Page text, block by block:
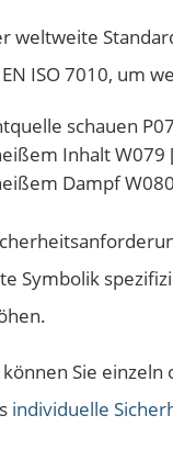
weltweite
ISO 7010, um
schauen
Inhalt
Dampf
Symbolik
Sie
individuelle